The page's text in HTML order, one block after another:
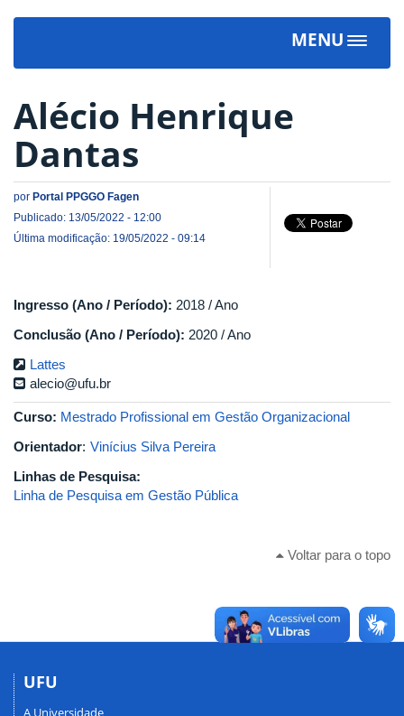
MENU
Toggle
Alécio Henrique
Dantas
por Portal PPGGO Fagen
Publicado: 13/05/2022 - 12:00
Última modificação: 19/05/2022 - 09:14
Ingresso (Ano / Período): 2018 / Ano
Conclusão (Ano / Período): 2020 / Ano
Lattes
alecio@ufu.br
Curso: Mestrado Profissional em Gestão Organizacional
Orientador: Vinícius Silva Pereira
Linhas de Pesquisa:
Linha de Pesquisa em Gestão Pública
Voltar para o topo
UFU
A Universidade